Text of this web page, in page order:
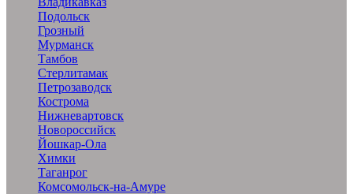
Подольск
Грозный
Мурманск
Тамбов
Стерлитамак
Петрозаводск
Кострома
Нижневартовск
Новороссийск
Йошкар-Ола
Химки
Таганрог
Комсомольск-на-Амуре